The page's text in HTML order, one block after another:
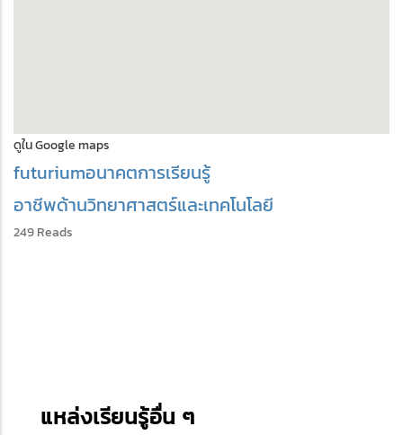
ดูใน Google maps
futuriumอนาคตการเรียนรู้
อาชีพด้านวิทยาศาสตร์และเทคโนโลยี
249 Reads
แหล่งเรียนรู้อื่น ๆ